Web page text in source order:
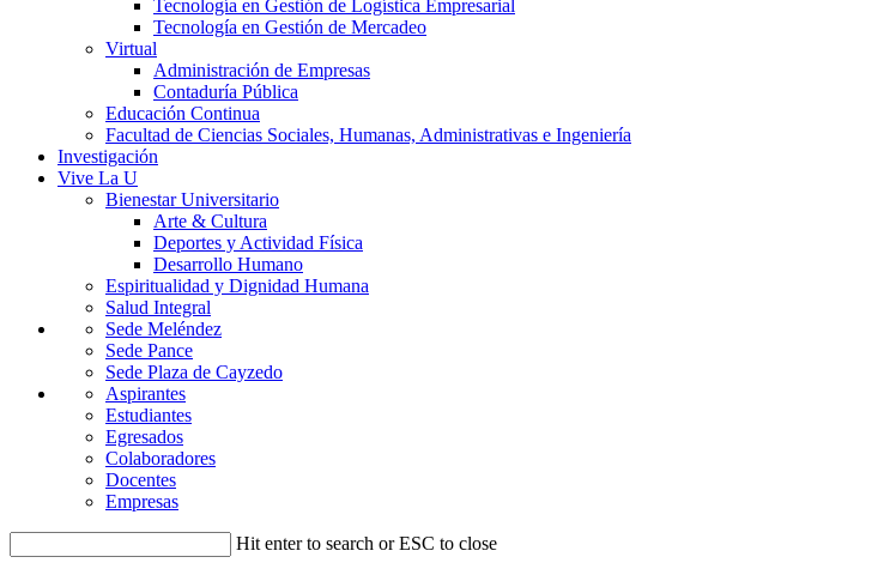
Tecnología en Gestión de Logística Empresarial
Tecnología en Gestión de Mercadeo
Virtual
Administración de Empresas
Contaduría Pública
Educación Continua
Facultad de Ciencias Sociales, Humanas, Administrativas e Ingeniería
Investigación
Vive La U
Bienestar Universitario
Arte & Cultura
Deportes y Actividad Física
Desarrollo Humano
Espiritualidad y Dignidad Humana
Salud Integral
Sede Meléndez
Sede Pance
Sede Plaza de Cayzedo
Aspirantes
Estudiantes
Egresados
Colaboradores
Docentes
Empresas
Hit enter to search or ESC to close